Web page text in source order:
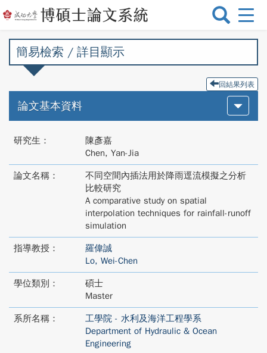
選
切
簡易檢索 / 詳目顯示
回結果列表
論文基本資料
研究生：
陳彥嘉
Chen, Yan-Jia
論文名稱：
不同空間內插法用於降雨逕流模擬之分析
比較研究
A comparative study on spatial
interpolation techniques for rainfall-runoff
simulation
指導教授：
羅偉誠
Lo, Wei-Chen
學位類別：
碩士
Master
系所名稱：
工學院 - 水利及海洋工程學系
Department of Hydraulic & Ocean
Engineering